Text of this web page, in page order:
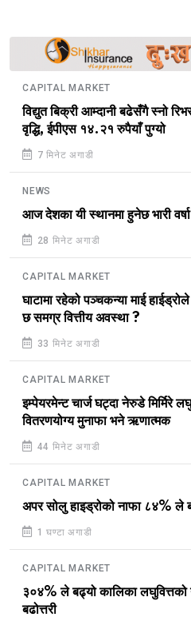
CAPITAL MARKET
विद्युत बिक्री आम्दानी बढेसँगै स्नो
वृद्धि, ईपीएस १४.२१ रुपैयाँ पुग्यो
7 मिनेट अगाडी
NEWS
आज देशका यी स्थानमा हुनेछ भारी वर्षा
28 मिनेट अगाडी
CAPITAL MARKET
घाटामा रहेको पञ्चकन्या माई
छ समग्र वित्तीय अवस्था ?
33 मिनेट अगाडी
CAPITAL MARKET
इम्पेयरमेन्ट चार्ज घट्दा नेरुडे मिर्मिरे
वितरणयोग्य मुनाफा भने ऋणात्मक
44 मिनेट अगाडी
CAPITAL MARKET
अपर सोलु हाइड्रोको नाफा ८४% ले
1 घण्टा अगाडी
CAPITAL MARKET
३०४% ले बढ्यो कालिका लघुवित्तको
बढोत्तरी